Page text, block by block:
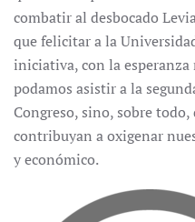
combatir al desbocado
que felicitar a la
iniciativa, con la
podamos asistir a la
Congreso, sino, sobre
contribuyan a oxigenar
y económico.